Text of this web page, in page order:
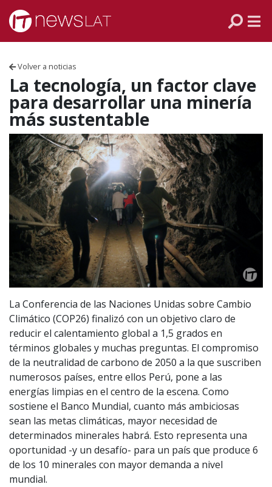
Skip to content
Volver a noticias
La tecnología, un factor clave
para desarrollar una minería
más sustentable
La Conferencia de las Naciones Unidas sobre Cambio
Climático (COP26) finalizó con un objetivo claro de
reducir el calentamiento global a 1,5 grados en
términos globales y muchas preguntas. El compromiso
de la neutralidad de carbono de 2050 a la que suscriben
numerosos países, entre ellos Perú, pone a las
energías limpias en el centro de la escena. Como
sostiene el Banco Mundial, cuanto más ambiciosas
sean las metas climáticas, mayor necesidad de
determinados minerales habrá. Esto representa una
oportunidad -y un desafío- para un país que produce 6
de los 10 minerales con mayor demanda a nivel
mundial.
VENEZUELA
ECUADOR
PERÚ
CHILE
ARGENTINA
MÉXICO